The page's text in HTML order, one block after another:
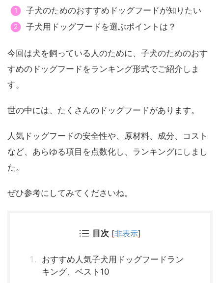
子犬のためのおすすめドッグフードが知りたい
子犬用ドッグフードを選ぶポイントは？
今回は犬を飼っている人のために、子犬のためのおす
すめのドッグフードをランキング形式でご紹介しま
す。
世の中には、たくさんのドッグフードがあります。
人気ドッグフードの安全性や、原材料、成分、コスト
など、あらゆる項目を点数化し、ランキングにしまし
た。
ぜひ参考にしてみてくださいね。
目次 [非表示]
おすすめ人気子犬用ドッグフードラン
キング、ベスト10